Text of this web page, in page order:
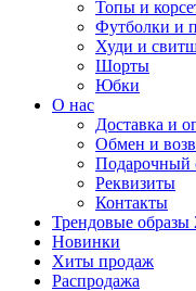
Топы и
Футболки и
Худи и
Шорты
Юбки
О нас
Доставка и
Обмен и
Подарочный
Реквизиты
Контакты
Трендовые образы
Новинки
Хиты продаж
Распродажа